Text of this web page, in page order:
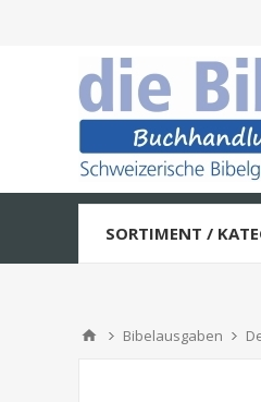
SORTIMENT /
Bibelausgaben